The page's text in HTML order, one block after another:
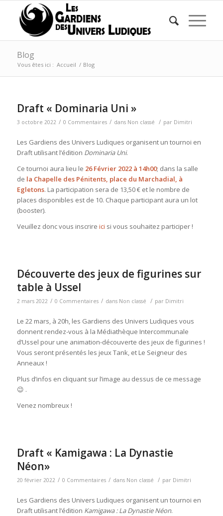
Blog
Vous êtes ici : Accueil / Blog
Draft « Dominaria Uni »
3 octobre 2022 / 0 Commentaires / dans Non classé / par Dimitri
Les Gardiens des Univers Ludiques organisent un tournoi en
Draft utilisant l’édition Dominaria Uni.
Ce tournoi aura lieu le 26 Février 2022 à 14h00; dans la salle
de la Chapelle des Pénitents, place du Marchadial, à
Egletons. La participation sera de 13,50 € et le nombre de
places disponibles est de 10. Chaque participant aura un lot
(booster).
Veuillez donc vous inscrire ici si vous souhaitez participer !
Découverte des jeux de figurines sur
table à Ussel
2 mars 2022 / 0 Commentaires / dans Non classé / par Dimitri
Le 22 mars, à 20h, les Gardiens des Univers Ludiques vous
donnent rendez-vous à la Médiathèque Intercommunale
d’Ussel pour une animation-découverte des jeux de figurines !
Vous seront présentés les jeux Tank, et Le Seigneur des
Anneaux !
Plus d’infos en cliquant sur l’image au dessus de ce message
😉 .
Venez nombreux !
Draft « Kamigawa : La Dynastie
Néon»
20 février 2022 / 0 Commentaires / dans Non classé / par Dimitri
Les Gardiens des Univers Ludiques organisent un tournoi en
Draft utilisant l’édition Kamigawa : La Dynastie Néon.